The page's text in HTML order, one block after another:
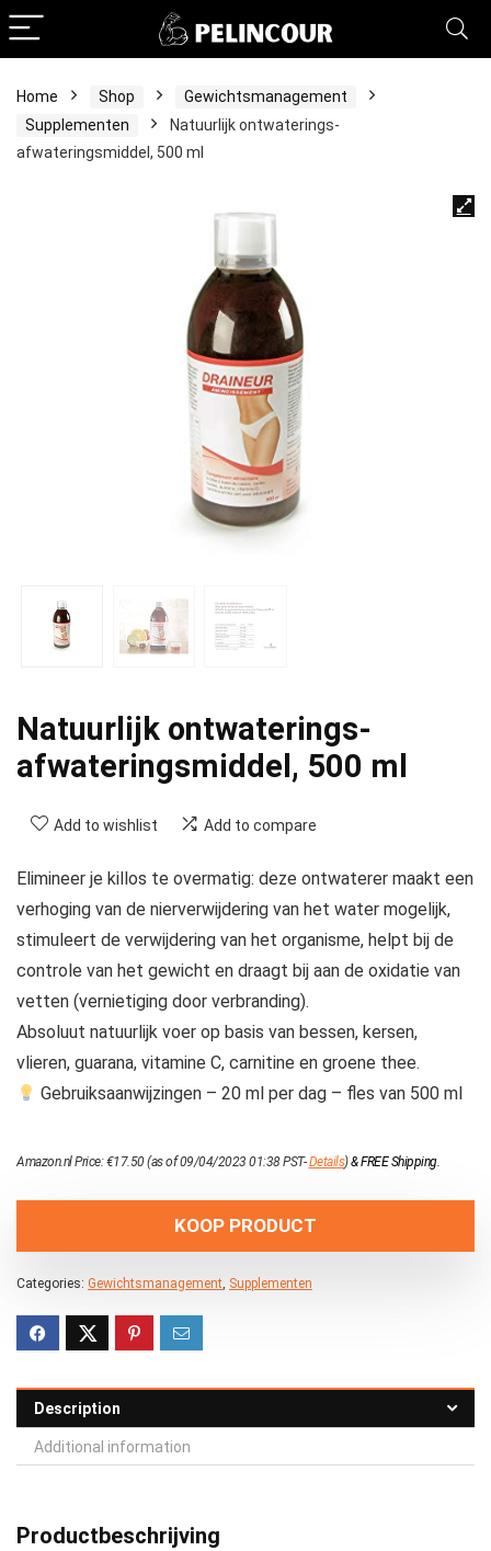
Home Shop
Gewichtsmanagement
Supplementen
Natuurlijk ontwaterings-
afwateringsmiddel, 500 ml
Natuurlijk ontwaterings-
afwateringsmiddel, 500 ml
Add to wishlist Add to compare
Elimineer je killos te overmatig: deze ontwaterer maakt een
verhoging van de nierverwijdering van het water mogelijk,
stimuleert de verwijdering van het organisme, helpt bij de
controle van het gewicht en draagt bij aan de oxidatie van
vetten (vernietiging door verbranding).
Absoluut natuurlijk voer op basis van bessen, kersen,
vlieren, guarana, vitamine C, carnitine en groene thee.
Gebruiksaanwijzingen – 20 ml per dag – fles van 500 ml
Amazon.nl Price:€17.50(as of 09/04/2023 01:38 PST-Details)&FREE Shipping.
KOOP PRODUCT
Categories: Gewichtsmanagement, Supplementen
Description
Additional information
Productbeschrijving